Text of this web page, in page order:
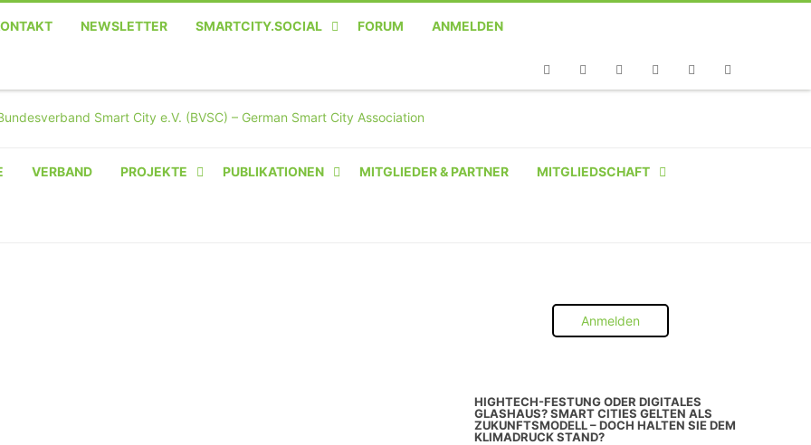
NEWSLETTER SMARTCITY.SOCIAL FORUM ANMELDEN
VERBAND PROJEKTE PUBLIKATIONEN MITGLIEDER & PARTNER MITGLIEDSCHAFT
INSTITUTION
UNTERNEHMEN MIT 11-50 MA
Anmelden
HIGHTECH-FESTUNG ODER DIGITALES
GLASHAUS? SMART CITIES GELTEN ALS
ZUKUNFTSMODELL – DOCH HALTEN SIE DEM
KLIMADRUCK STAND?